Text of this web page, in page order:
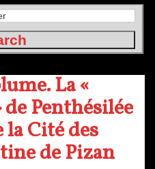
La «
Penthésilée
la Cité des
de Pizan